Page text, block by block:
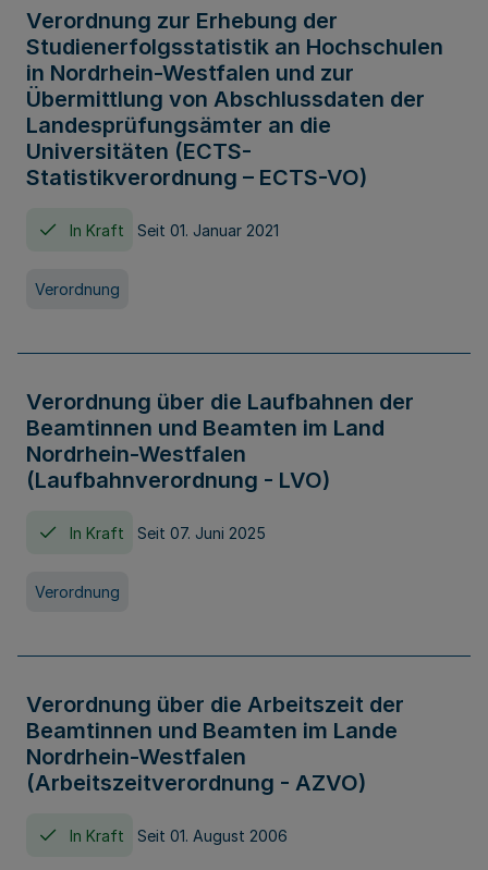
Verordnung zur Erhebung der
Studienerfolgsstatistik an Hochschulen
in Nordrhein-Westfalen und zur
Übermittlung von Abschlussdaten der
Landesprüfungsämter an die
Universitäten (ECTS-
Statistikverordnung – ECTS-VO)
In Kraft Seit 01. Januar 2021
Verordnung
Verordnung über die Laufbahnen der
Beamtinnen und Beamten im Land
Nordrhein-Westfalen
(Laufbahnverordnung - LVO)
In Kraft Seit 07. Juni 2025
Verordnung
Verordnung über die Arbeitszeit der
Beamtinnen und Beamten im Lande
Nordrhein-Westfalen
(Arbeitszeitverordnung - AZVO)
In Kraft Seit 01. August 2006